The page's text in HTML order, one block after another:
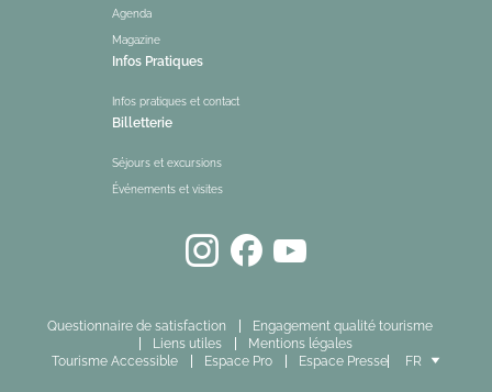
Agenda
Magazine
Infos Pratiques
Infos pratiques et contact
Billetterie
Séjours et excursions
Événements et visites
Questionnaire de satisfaction
Engagement qualité tourisme
Liens utiles
Mentions légales
Tourisme Accessible
Espace Pro Espace Presse
FR